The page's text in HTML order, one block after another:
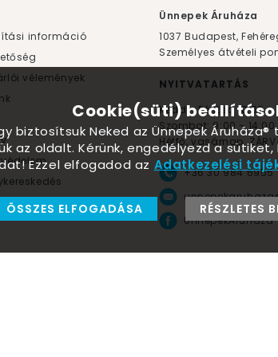
információ
vélemények
Környezetbarát lufik
Ünnepek Áruháza
1037 Budapest,
Személyes átvételi
NYITVATARTÁS
Kedd - Péntek: 10:00 -
Szombat: 9:00 - 14:00
Hétfő, vasárnap:
+36 30 984 6955
UnnepekAruhaza
Cookie(süti)
biztosítsuk Neked az Ünnepek
az oldalt. Kérünk, engedélyezd a
Ezzel elfogadod az Adatkezelési
ÖSSZES ELFOGADÁSA RÉSZLETES